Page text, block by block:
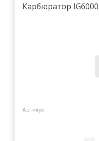
Карбюратор IG6000
Артикул